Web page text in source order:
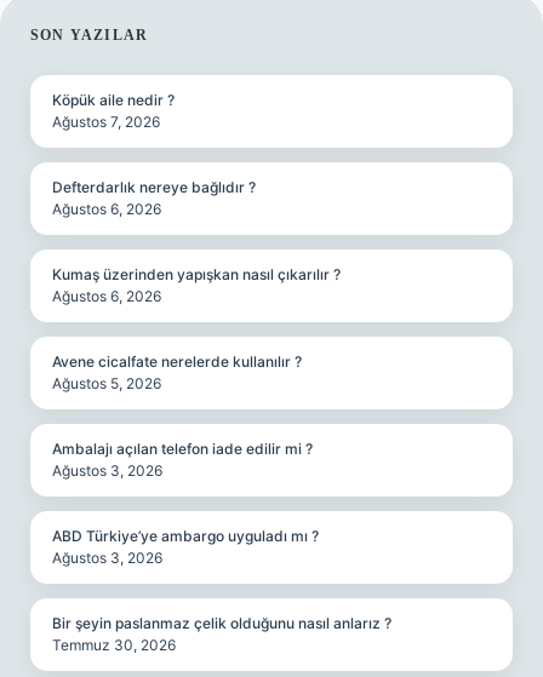
SIDEBAR
SON YAZILAR
Köpük aile nedir ?
Ağustos 7, 2026
Defterdarlık nereye bağlıdır ?
Ağustos 6, 2026
Kumaş üzerinden yapışkan nasıl çıkarılır ?
Ağustos 6, 2026
Avene cicalfate nerelerde kullanılır ?
Ağustos 5, 2026
Ambalajı açılan telefon iade edilir mi ?
Ağustos 3, 2026
ABD Türkiye’ye ambargo uyguladı mı ?
Ağustos 3, 2026
Bir şeyin paslanmaz çelik olduğunu nasıl anlarız ?
Temmuz 30, 2026